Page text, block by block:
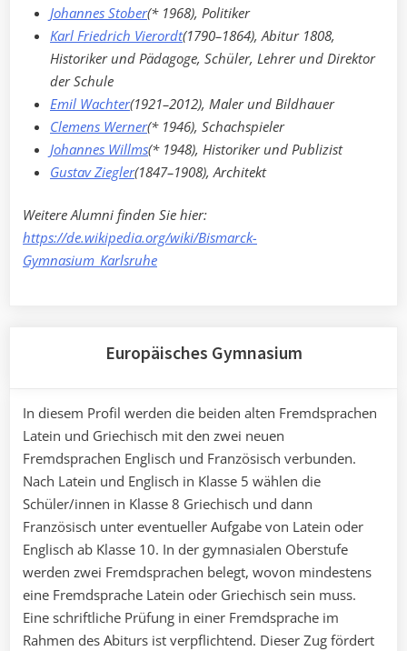
Johannes Stober(* 1968), Politiker
Karl Friedrich Vierordt(1790–1864), Abitur 1808,
Historiker und Pädagoge, Schüler, Lehrer und Direktor
der Schule
Emil Wachter(1921–2012), Maler und Bildhauer
Clemens Werner(* 1946), Schachspieler
Johannes Willms(* 1948), Historiker und Publizist
Gustav Ziegler(1847–1908), Architekt
Weitere Alumni finden Sie hier:
https://de.wikipedia.org/wiki/Bismarck-
Gymnasium_Karlsruhe
Europäisches Gymnasium
In diesem Profil werden die beiden alten Fremdsprachen
Latein und Griechisch mit den zwei neuen
Fremdsprachen Englisch und Französisch verbunden.
Nach Latein und Englisch in Klasse 5 wählen die
Schüler/innen in Klasse 8 Griechisch und dann
Französisch unter eventueller Aufgabe von Latein oder
Englisch ab Klasse 10. In der gymnasialen Oberstufe
werden zwei Fremdsprachen belegt, wovon mindestens
eine Fremdsprache Latein oder Griechisch sein muss.
Eine schriftliche Prüfung in einer Fremdsprache im
Rahmen des Abiturs ist verpflichtend. Dieser Zug fördert